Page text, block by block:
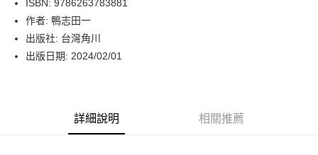
Apple Pay
街口支付
ISBN: 9786263783881
作者: 鴨志田一
出版社: 台灣角川
出版日期: 2024/02/01
詳細說明 相關推薦